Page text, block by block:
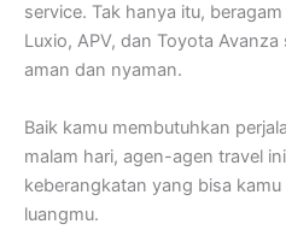
service. Tak hanya itu,
Luxio, APV, dan Toyota
aman dan nyaman.
Baik kamu membutuhkan
malam hari, agen-agen travel
keberangkatan yang bisa
luangmu.